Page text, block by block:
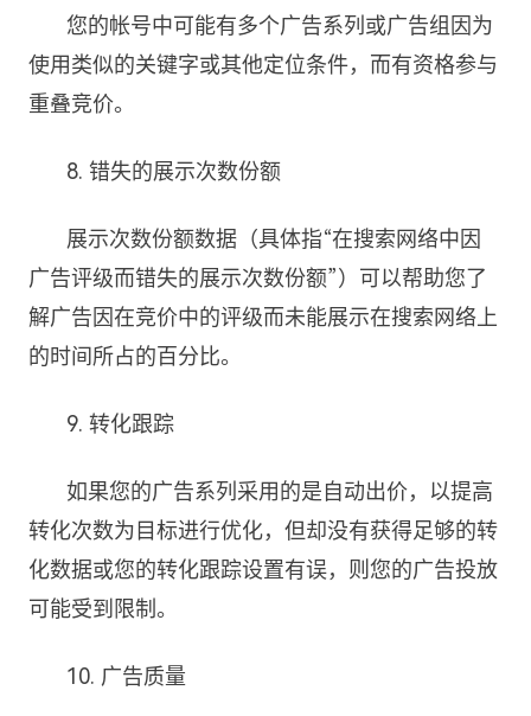
您的帐号中可能有多个广告系列或广告组因为
使用类似的关键字或其他定位条件，而有资格参与
重叠竞价。
8. 错失的展示次数份额
展示次数份额数据（具体指“在搜索网络中因
广告评级而错失的展示次数份额”）可以帮助您了
解广告因在竞价中的评级而未能展示在搜索网络上
的时间所占的百分比。
9. 转化跟踪
如果您的广告系列采用的是自动出价，以提高
转化次数为目标进行优化，但却没有获得足够的转
化数据或您的转化跟踪设置有误，则您的广告投放
可能受到限制。
10. 广告质量